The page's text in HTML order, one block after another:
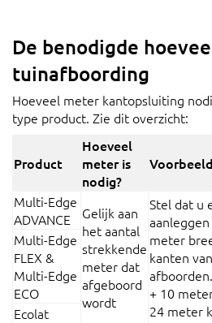
De benodigde
tuinafboording
Hoeveel meter kantopsluiting
type product. Zie dit overzicht:
Product
Hoeveel
meter is
nodig?
Voorbeeld
Multi-Edge
ADVANCE
Gelijk aan
het aantal
strekkende
meter dat
afgeboord
wordt
Stel dat u
meter
kanten
+ 10
24 meter
Multi-Edge
FLEX &
Multi-Edge
ECO
Ecolat